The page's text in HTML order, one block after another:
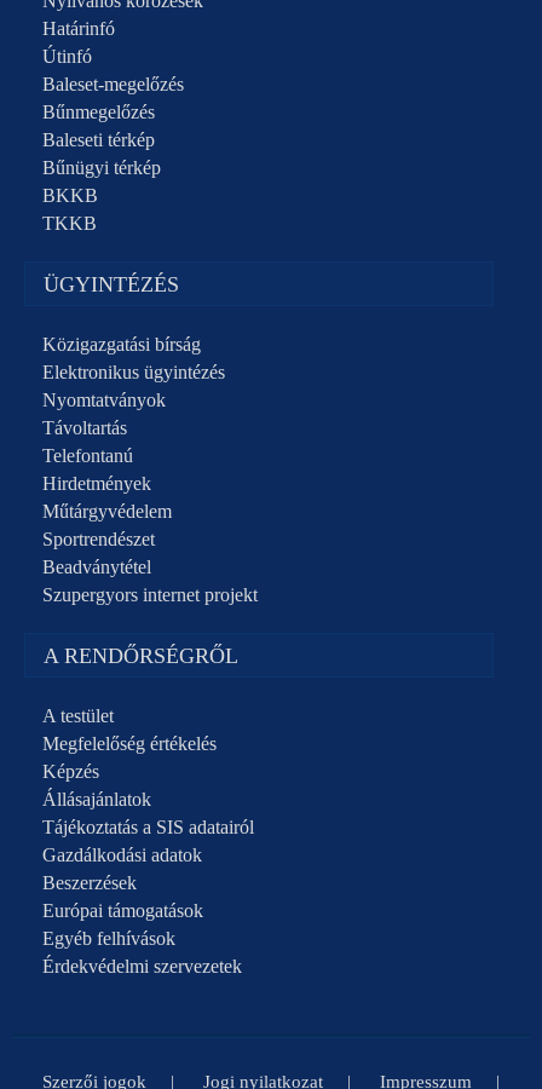
Határinfó
Útinfó
Baleset-megelőzés
Bűnmegelőzés
Baleseti térkép
Bűnügyi térkép
BKKB
TKKB
ÜGYINTÉZÉS
Közigazgatási bírság
Elektronikus ügyintézés
Nyomtatványok
Távoltartás
Telefontanú
Hirdetmények
Műtárgyvédelem
Sportrendészet
Beadványtétel
Szupergyors internet projekt
A RENDŐRSÉGRŐL
A testület
Megfelelőség értékelés
Képzés
Állásajánlatok
Tájékoztatás a SIS adatairól
Gazdálkodási adatok
Beszerzések
Európai támogatások
Egyéb felhívások
Érdekvédelmi szervezetek
Szerzői jogok Jogi nyilatkozat Impresszum